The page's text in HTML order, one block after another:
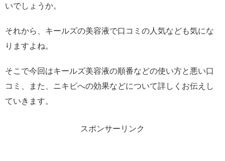
いでしょうか。
それから、キールズの美容液で口コミの人気なども気にな
りますよね。
そこで今回はキールズ美容液の順番などの使い方と悪い口
コミ、また、ニキビへの効果などについて詳しくお伝えし
ていきます。
スポンサーリンク